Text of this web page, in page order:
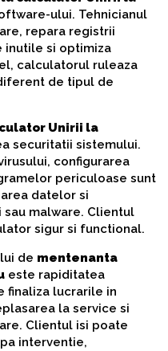
ului. Tehnicianul
repara registrii
inutile si optimiza
calculatorul ruleaza
de tipul de
Unirii la
securitatii sistemului.
configurarea
periculoase sunt
datelor si
malware. Clientul
sigur si functional.
de mentenanta
este rapiditatea
finaliza lucrarile in
la service si
Clientul isi poate
interventie,